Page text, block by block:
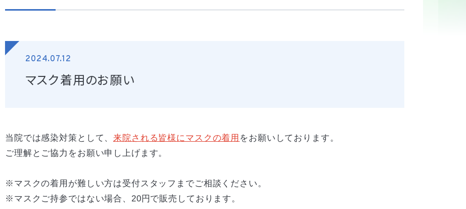
2024.07.12
マスク着用のお願い
当院では感染対策として、来院される皆様にマスクの着用 をお願いしております。
ご理解とご協力をお願い申し上げます。
※マスクの着用が難しい方は受付スタッフまでご相談ください。
※マスクご持参ではない場合、20円で販売しております。